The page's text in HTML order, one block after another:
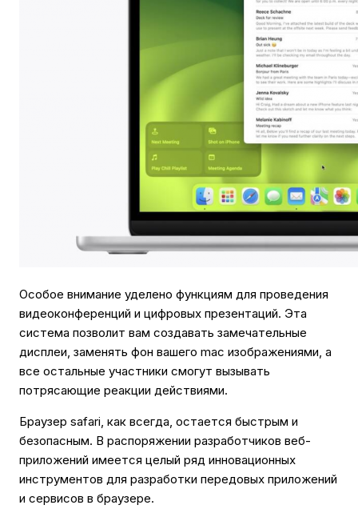
Особое внимание уделено функциям для проведения
видеоконференций и цифровых презентаций. Эта
система позволит вам создавать замечательные
дисплеи, заменять фон вашего mac изображениями, а
все остальные участники смогут вызывать
потрясающие реакции действиями.
Браузер safari, как всегда, остается быстрым и
безопасным. В распоряжении разработчиков веб-
приложений имеется целый ряд инновационных
инструментов для разработки передовых приложений
и сервисов в браузере.